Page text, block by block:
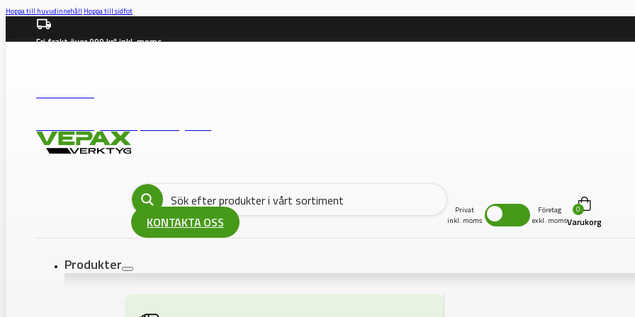
Hoppa till huvudinnehåll Hoppa till sidfot
Fri frakt över 999 kr* inkl. moms
KONTAKTA OSS
Privat
inkl. moms
Företag
exkl. moms
0
Varukorg
Produkter